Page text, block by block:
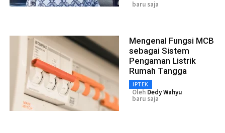
baru saja
Mengenal Fungsi MCB
sebagai Sistem
Pengaman Listrik
Rumah Tangga
IPTEK
Oleh Dedy Wahyu
baru saja